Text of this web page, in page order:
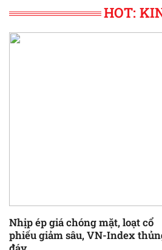
HOT:
Nhịp ép giá chóng mặt, loạt cổ
phiếu giảm sâu, VN-Index